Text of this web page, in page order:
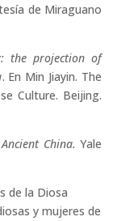
de Miraguano
the projection of
. En Min Jiayin. The
Culture. Beijing.
China. Yale
de la Diosa
y mujeres de